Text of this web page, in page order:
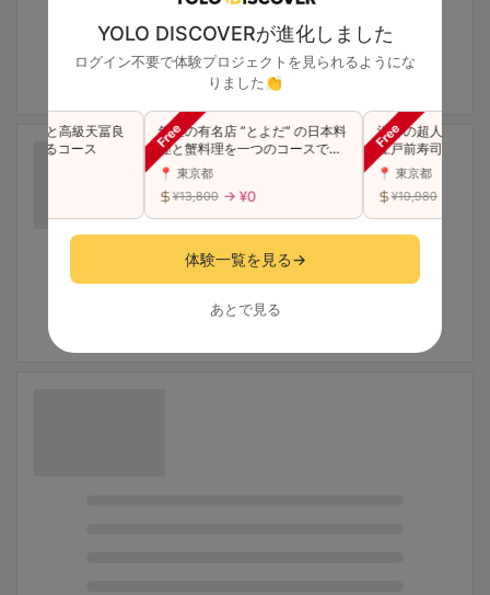
YOLO DISCOVERが進化しました
ログイン不要で体験プロジェクトを見られるようにな
りました👏
司と高級天冨良
できるコース
銀座の有名店 ”とよだ” の日本料
理と蟹料理を一つのコースで贅
沢に味わう（同伴可）
📍 東京都
¥13,800 → ¥0
渋谷の超人気店が
江戸前寿司 "特上"お
スをご堪能(同伴可)
📍 東京都
¥10,980 → ¥0
体験一覧を見る→
あとで見る